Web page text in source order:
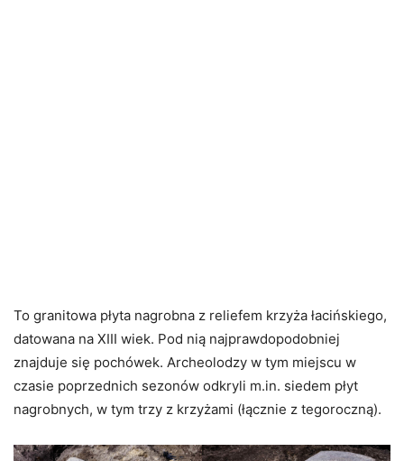
To granitowa płyta nagrobna z reliefem krzyża łacińskiego,
datowana na XIII wiek. Pod nią najprawdopodobniej
znajduje się pochówek. Archeolodzy w tym miejscu w
czasie poprzednich sezonów odkryli m.in. siedem płyt
nagrobnych, w tym trzy z krzyżami (łącznie z tegoroczną).